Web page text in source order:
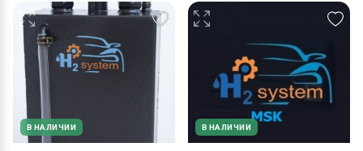
В НАЛИЧИИ В НАЛИЧИИ